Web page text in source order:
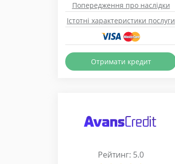
Попередження про наслідки
Істотні характеристики послуги
Отримати кредит
Рейтинг: 5.0